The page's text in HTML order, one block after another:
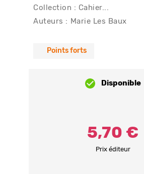
Collection : Cahier...
Auteurs : Marie Les Baux
Points forts
Disponible
Prix éditeur
5,70 €